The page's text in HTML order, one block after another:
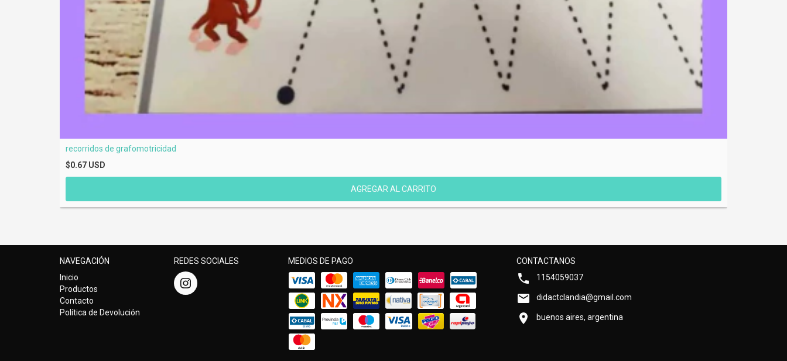
recorridos de grafomotricidad
$0.67 USD
NAVEGACIÓN
Inicio
Productos
Contacto
Política de Devolución
REDES SOCIALES MEDIOS DE PAGO
CONTACTANOS
1154059037
didactclandia@gmail.com
buenos aires, argentina